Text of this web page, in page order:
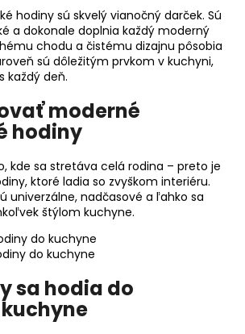
hodiny sú skvelý vianočný darček. Sú
a dokonale doplnia každý moderný
chodu a čistému dizajnu pôsobia
sú dôležitým prvkom v kuchyni,
každý deň.
moderné
hodiny
kde sa stretáva celá rodina – preto je
ktoré ladia so zvyškom interiéru.
univerzálne, nadčasové a ľahko sa
štýlom kuchyne.
do kuchyne
do kuchyne
sa hodia do
HĽADAŤ